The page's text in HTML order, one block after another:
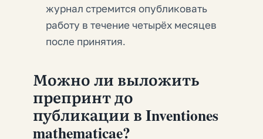
журнал стремится опубликовать
работу в течение четырёх месяцев
после принятия.
Можно ли выложить
препринт до
публикации в Inventiones
mathematicae?